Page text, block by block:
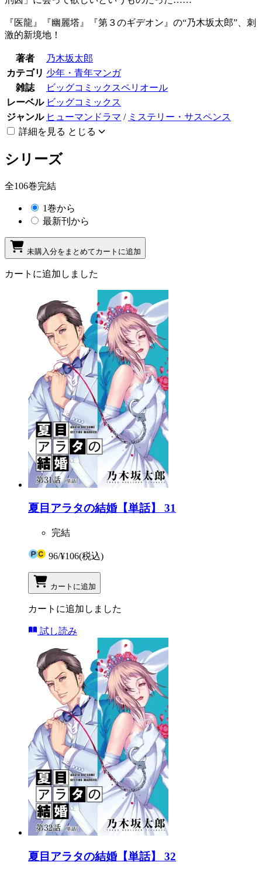
『医龍』『幽麗塔』『第３のギデオン』の“乃木坂太郎”、刺
激的新境地！
著者
乃木坂太郎
カテゴリ 少年・青年マンガ
雑誌
ビッグコミックスペリオール
レーベル ビッグコミックス
ジャンル ヒューマンドラマ / ミステリー・サスペンス
詳細を見る とじる
シリーズ
全106巻完結
1巻から
最新刊から
未購入分をまとめてカートに追加
カートに追加しました
夏目アラタの結婚【単話】 31
完結
96/¥106(税込)
カートに追加
カートに追加しました
試し読み
夏目アラタの結婚【単話】 32